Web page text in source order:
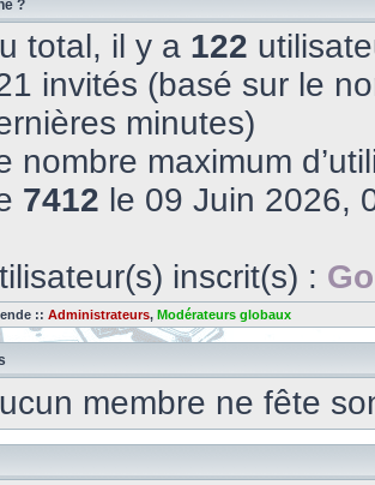
?
total, il y a 122
invités (basé sur le
minutes)
nombre maximum
7412 le 09 Juin 2026,
inscrit(s) :
:: Administrateurs, Modérateurs globaux
membre ne fête